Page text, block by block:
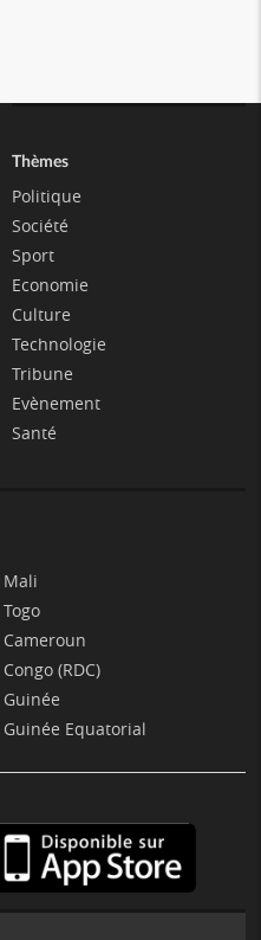
Thèmes
Politique
Société
Sport
Economie
Culture
Technologie
Tribune
Evènement
Santé
Mali
Togo
Cameroun
Congo (RDC)
Guinée
Guinée Equatorial